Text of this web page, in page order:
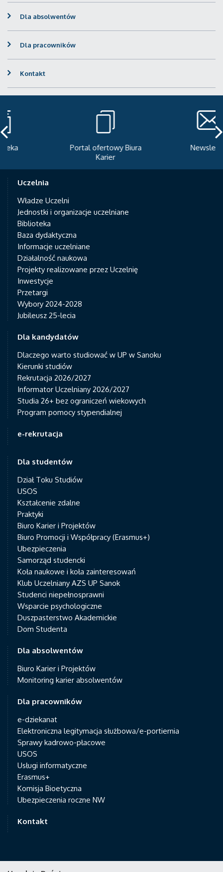
Dla absolwentów
Dla pracowników
Kontakt
Portal ofertowy Biura
Uczelnia
Władze Uczelni
Jednostki i organizacje uczelniane
Biblioteka
Baza dydaktyczna
Informacje uczelniane
Działalność naukowa
Projekty realizowane przez Uczelnię
Inwestycje
Przetargi
Wybory 2024-2028
Jubileusz 25-lecia
Dla kandydatów
Dlaczego warto studiować w UP w Sanoku
Kierunki studiów
Rekrutacja 2026/2027
Informator Uczelniany 2026/2027
Studia 26+ bez ograniczeń wiekowych
Program pomocy stypendialnej
e-rekrutacja
Dla studentów
Dział Toku Studiów
USOS
Kształcenie zdalne
Praktyki
Biuro Karier i Projektów
Biuro Promocji i Współpracy (Erasmus+)
Ubezpieczenia
Samorząd studencki
Koła naukowe i koła zainteresowań
Klub Uczelniany AZS UP Sanok
Studenci niepełnosprawni
Wsparcie psychologiczne
Duszpasterstwo Akademickie
Dom Studenta
Dla absolwentów
Biuro Karier i Projektów
Monitoring karier absolwentów
Dla pracowników
e-dziekanat
Elektroniczna legitymacja służbowa/e-portiernia
Sprawy kadrowo-płacowe
USOS
Usługi informatyczne
Erasmus+
Komisja Bioetyczna
Ubezpieczenia roczne NW
Kontakt